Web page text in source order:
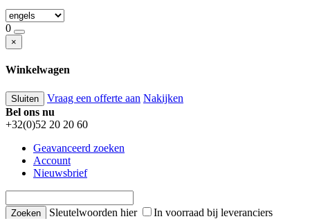
0
×
Winkelwagen
Sluiten Vraag een offerte aan Nakijken
Bel ons nu
+32(0)52 20 20 60
Geavanceerd zoeken
Account
Nieuwsbrief
Sleutelwoorden hier
In voorraad bij leveranciers